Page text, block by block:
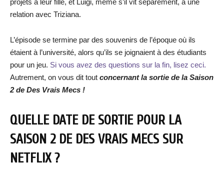
projets à leur fille, et Luigi, même s’il vit séparément, a une
relation avec Triziana.
L’épisode se termine par des souvenirs de l’époque où ils
étaient à l’université, alors qu’ils se joignaient à des étudiants
pour un jeu. Si vous avez des questions sur la fin, lisez ceci.
Autrement, on vous dit tout concernant la sortie de la Saison
2 de Des Vrais Mecs !
QUELLE DATE DE SORTIE POUR LA
SAISON 2 DE DES VRAIS MECS SUR
NETFLIX ?